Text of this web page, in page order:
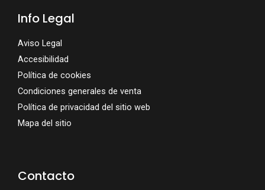
Info Legal
Aviso Legal
Accesibilidad
Política de cookies
Condiciones generales de venta
Política de privacidad del sitio web
Mapa del sitio
Contacto